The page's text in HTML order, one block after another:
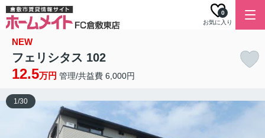
お気に入り
0
NEW
フェリシタス 102
12.5万円 管理/共益費 6,000円
1/30